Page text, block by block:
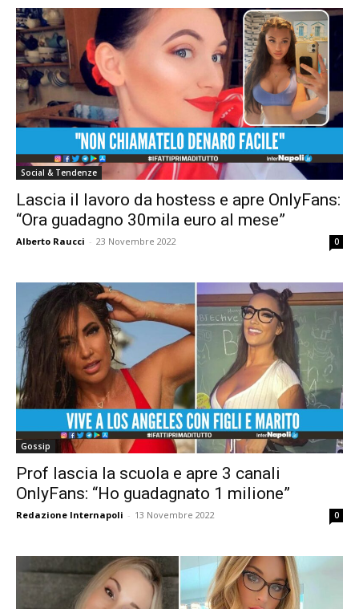
Social & Tendenze
Lascia il lavoro da hostess e apre OnlyFans:
“Ora guadagno 30mila euro al mese”
Alberto Raucci - 23 Novembre 2022 0
Gossip
Prof lascia la scuola e apre 3 canali
OnlyFans: “Ho guadagnato 1 milione”
Redazione Internapoli - 13 Novembre 2022 0